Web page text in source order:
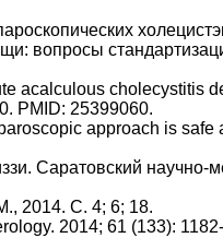
вопросы
acalculous cholecystitis
PMID: 25399060.
approach is safe
Саратовский научно-
2014. С. 4; 6; 18.
2014; 61 (133):